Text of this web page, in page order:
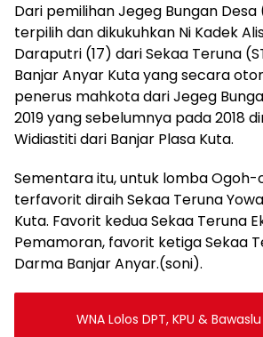
Dari pemilihan Jegeg Bungan Desa
terpilih dan dikukuhkan Ni Kadek
Daraputri (17) dari Sekaa Teruna
Banjar Anyar Kuta yang secara
penerus mahkota dari Jegeg
2019 yang sebelumnya pada 2018
Widiastiti dari Banjar Plasa Kuta.
Sementara itu, untuk lomba Ogoh-
terfavorit diraih Sekaa Teruna
Kuta. Favorit kedua Sekaa Teruna
Pemamoran, favorit ketiga Sekaa
Darma Banjar Anyar.(soni).
WNA Lolos DPT, KPU &